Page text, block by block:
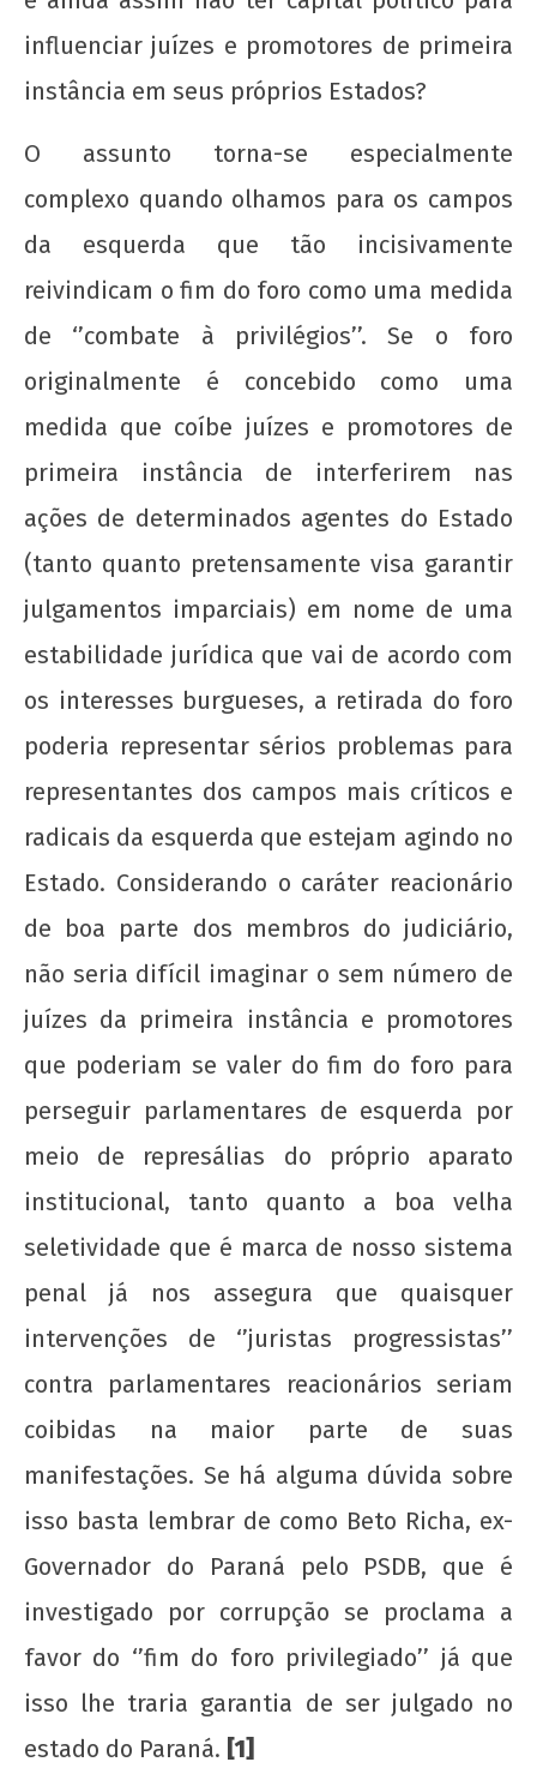
influenciar juízes e promotores de primeira
instância em seus próprios Estados?
O assunto torna-se especialmente
complexo quando olhamos para os campos
da esquerda que tão incisivamente
reivindicam o fim do foro como uma medida
de ‘’combate à privilégios’’. Se o foro
originalmente é concebido como uma
medida que coíbe juízes e promotores de
primeira instância de interferirem nas
ações de determinados agentes do Estado
(tanto quanto pretensamente visa garantir
julgamentos imparciais) em nome de uma
estabilidade jurídica que vai de acordo com
os interesses burgueses, a retirada do foro
poderia representar sérios problemas para
representantes dos campos mais críticos e
radicais da esquerda que estejam agindo no
Estado. Considerando o caráter reacionário
de boa parte dos membros do judiciário,
não seria difícil imaginar o sem número de
juízes da primeira instância e promotores
que poderiam se valer do fim do foro para
perseguir parlamentares de esquerda por
meio de represálias do próprio aparato
institucional, tanto quanto a boa velha
seletividade que é marca de nosso sistema
penal já nos assegura que quaisquer
intervenções de ‘’juristas progressistas’’
contra parlamentares reacionários seriam
coibidas na maior parte de suas
manifestações. Se há alguma dúvida sobre
isso basta lembrar de como Beto Richa, ex-
Governador do Paraná pelo PSDB, que é
investigado por corrupção se proclama a
favor do ‘’fim do foro privilegiado’’ já que
isso lhe traria garantia de ser julgado no
estado do Paraná. [1]